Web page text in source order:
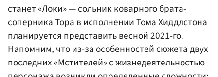
станет «Локи» — сольник коварного брата-
соперника Тора в исполнении ТомаХиддлстона
планируется представить весной 2021-го.
Напомним, что из-за особенностей сюжета двух
последних «Мстителей» с жизнедеятельностью